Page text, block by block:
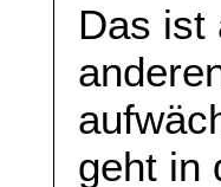
Das ist
geht in